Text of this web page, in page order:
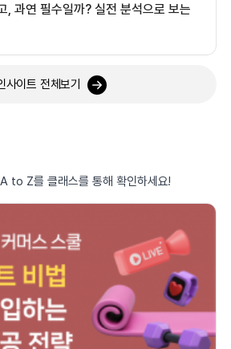
, 과연 필수일까? 실전 분석으로 보는
사이트 전체보기
to Z를 클래스를 통해 확인하세요!